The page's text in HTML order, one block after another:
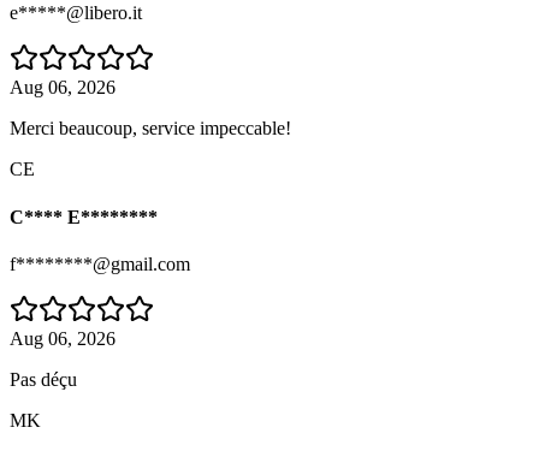
e*****@libero.it
Aug 06, 2026
Merci beaucoup, service impeccable!
CE
C**** E********
f********@gmail.com
Aug 06, 2026
Pas déçu
MK